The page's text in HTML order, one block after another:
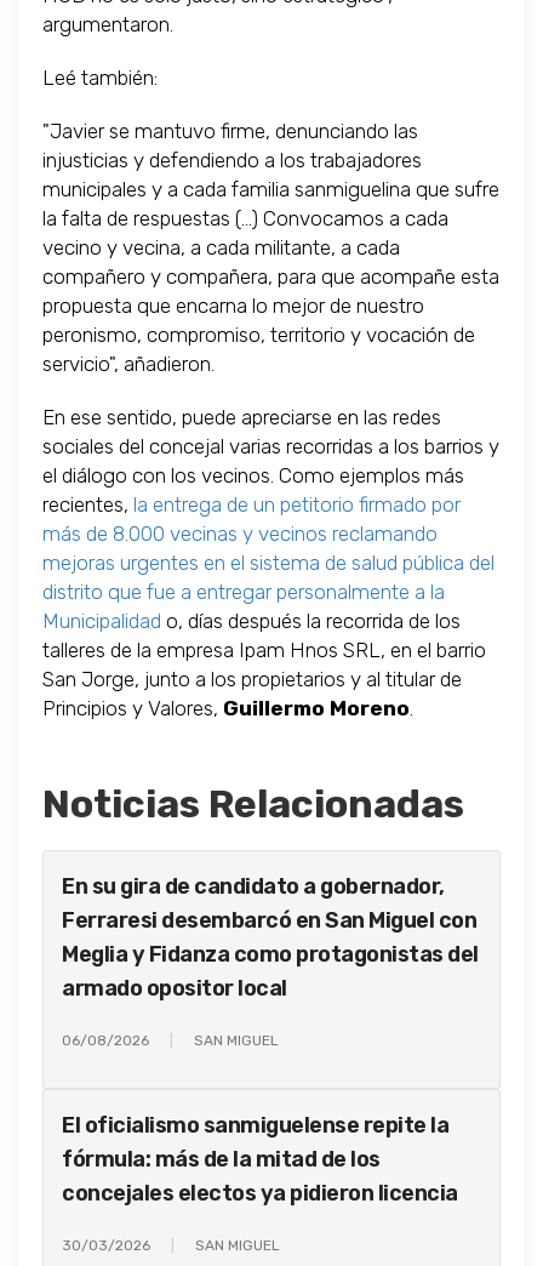
argumentaron.
Leé también:
"Javier se mantuvo firme, denunciando las
injusticias y defendiendo a los trabajadores
municipales y a cada familia sanmiguelina que sufre
la falta de respuestas (...) Convocamos a cada
vecino y vecina, a cada militante, a cada
compañero y compañera, para que acompañe esta
propuesta que encarna lo mejor de nuestro
peronismo, compromiso, territorio y vocación de
servicio", añadieron.
En ese sentido, puede apreciarse en las redes
sociales del concejal varias recorridas a los barrios y
el diálogo con los vecinos. Como ejemplos más
recientes, la entrega de un petitorio firmado por
más de 8.000 vecinas y vecinos reclamando
mejoras urgentes en el sistema de salud pública del
distrito que fue a entregar personalmente a la
Municipalidad o, días después la recorrida de los
talleres de la empresa Ipam Hnos SRL, en el barrio
San Jorge, junto a los propietarios y al titular de
Principios y Valores, Guillermo Moreno.
Noticias Relacionadas
En su gira de candidato a gobernador,
Ferraresi desembarcó en San Miguel con
Meglia y Fidanza como protagonistas del
armado opositor local
06/08/2026 SAN MIGUEL
El oficialismo sanmiguelense repite la
fórmula: más de la mitad de los
concejales electos ya pidieron licencia
30/03/2026 SAN MIGUEL